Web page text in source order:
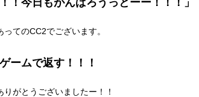
！今日もがんばろうっとーー！！！」
ってのCC2でございます。
ームで返す！！！
りがとうございましたー！！